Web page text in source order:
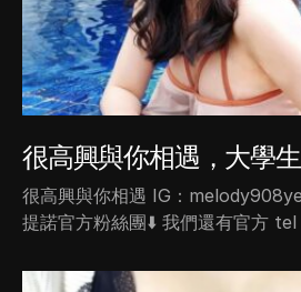
很高興與你相遇，大學
很高興與你相遇 IG：
提諾官方粉絲團⬇️ 我們還有官方 tel